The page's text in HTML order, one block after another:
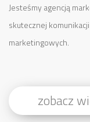
Jesteśmy agencją
skutecznej
marketingowych.
zobacz